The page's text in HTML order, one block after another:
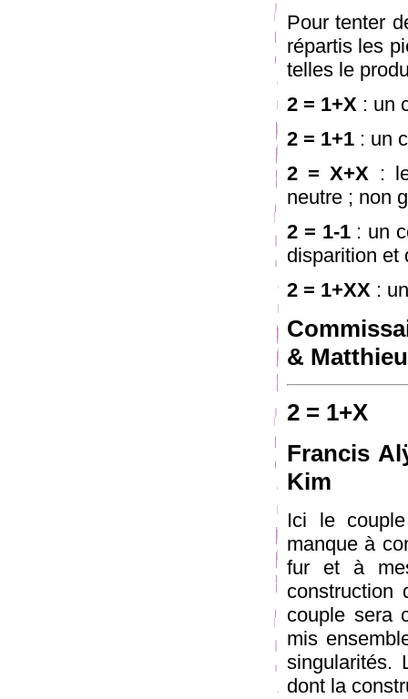
Pour tenter
répartis les
telles le
2 = 1+X : un
2 = 1+1 : un
2 = X+X :
neutre ; non
2 = 1-1: un
disparition et
2 = 1+XX :
&
2 = 1+X
Francis
Kim
Ici le
manque à
fur et à
couple sera
mis
singularités.
dont la